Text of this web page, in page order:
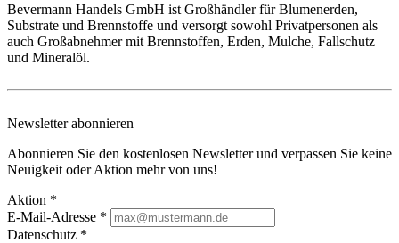
Bevermann Handels GmbH ist Großhändler für Blumenerden,
Substrate und Brennstoffe und versorgt sowohl Privatpersonen als
auch Großabnehmer mit Brennstoffen, Erden, Mulche, Fallschutz
und Mineralöl.
Newsletter abonnieren
Abonnieren Sie den kostenlosen Newsletter und verpassen Sie keine
Neuigkeit oder Aktion mehr von uns!
Aktion *
E-Mail-Adresse *
Datenschutz *